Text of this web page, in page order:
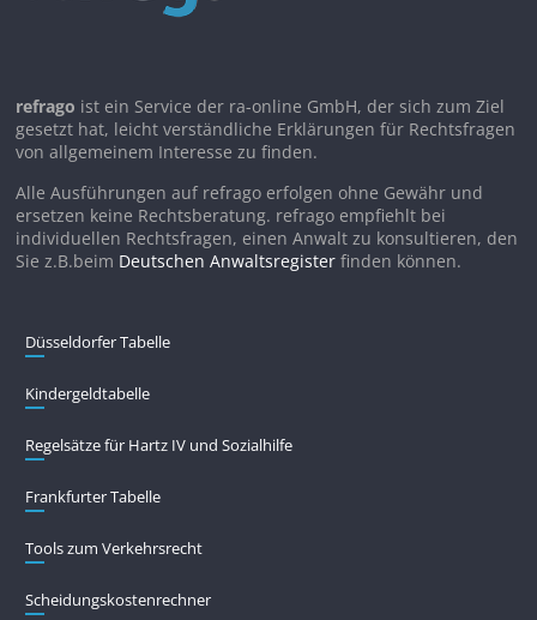
refrago ist ein Service der ra-online GmbH, der sich zum Ziel
gesetzt hat, leicht verständliche Erklärungen für Rechtsfragen
von allgemeinem Interesse zu finden.
Alle Ausführungen auf refrago erfolgen ohne Gewähr und
ersetzen keine Rechtsberatung. refrago empfiehlt bei
individuellen Rechtsfragen, einen Anwalt zu konsultieren, den
Sie z.B.beim Deutschen Anwaltsregister finden können.
Düsseldorfer Tabelle
Kindergeldtabelle
Regelsätze für Hartz IV und Sozialhilfe
Frankfurter Tabelle
Tools zum Verkehrsrecht
Scheidungskostenrechner